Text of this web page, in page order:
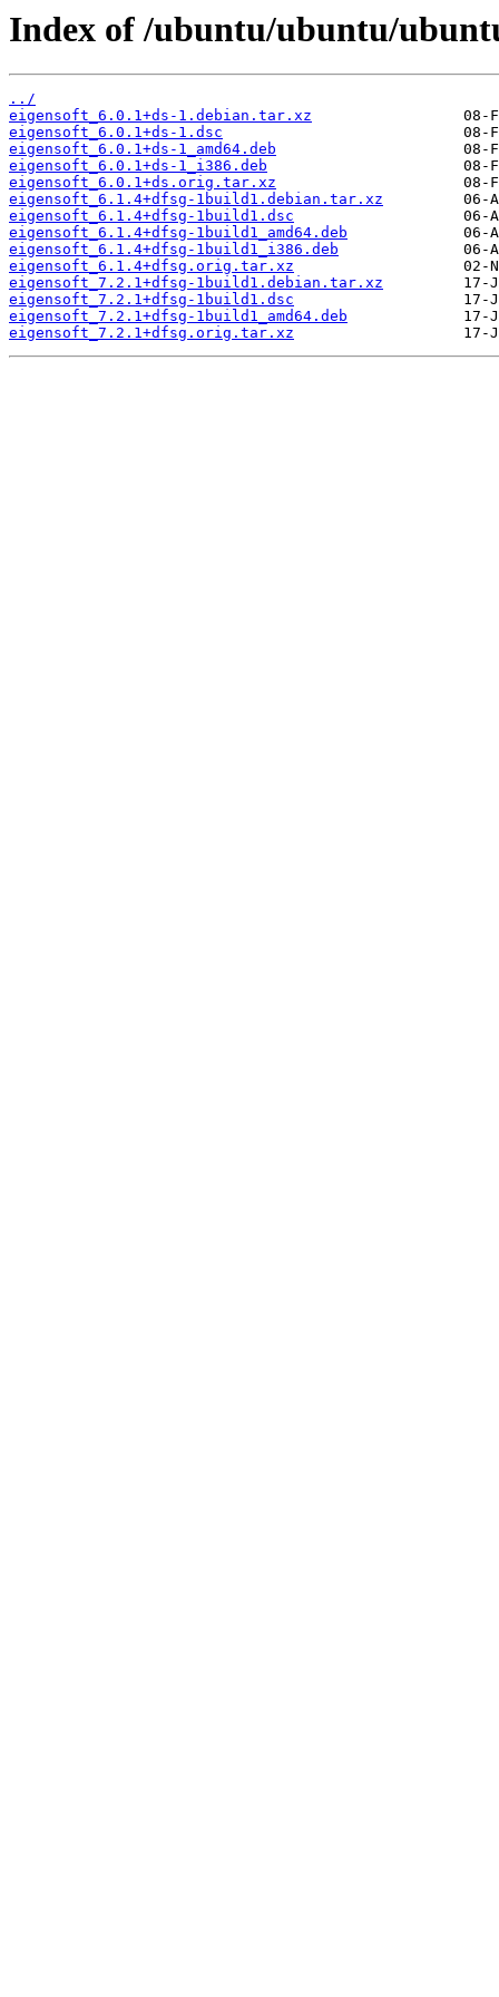
Index of /ubuntu/ubuntu/
../
eigensoft_6.0.1+ds-1.debian.tar.xz
eigensoft_6.0.1+ds-1.dsc
eigensoft_6.0.1+ds-1_amd64.deb
eigensoft_6.0.1+ds-1_i386.deb
eigensoft_6.0.1+ds.orig.tar.xz
eigensoft_6.1.4+dfsg-1build1.debian.tar.xz
eigensoft_6.1.4+dfsg-1build1.dsc
eigensoft_6.1.4+dfsg-1build1_amd64.deb
eigensoft_6.1.4+dfsg-1build1_i386.deb
eigensoft_6.1.4+dfsg.orig.tar.xz
eigensoft_7.2.1+dfsg-1build1.debian.tar.xz
eigensoft_7.2.1+dfsg-1build1.dsc
eigensoft_7.2.1+dfsg-1build1_amd64.deb
eigensoft_7.2.1+dfsg.orig.tar.xz